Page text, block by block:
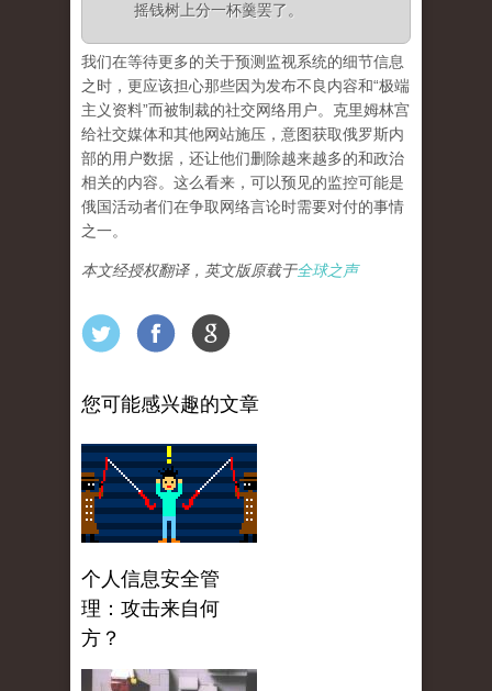
摇钱树上分一杯羹罢了。
我们在等待更多的关于预测监视系统的细节信息
之时，更应该担心那些因为发布不良内容和“极端
主义资料”而被制裁的社交网络用户。克里姆林宫
给社交媒体和其他网站施压，意图获取俄罗斯内
部的用户数据，还让他们删除越来越多的和政治
相关的内容。这么看来，可以预见的监控可能是
俄国活动者们在争取网络言论时需要对付的事情
之一。
本文经授权翻译，英文版原载于全球之声
您可能感兴趣的文章
个人信息安全管
理：攻击来自何
方？